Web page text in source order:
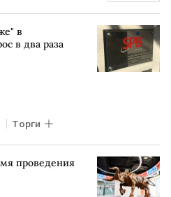
бумаги
в
в два раза
Торги
проведения